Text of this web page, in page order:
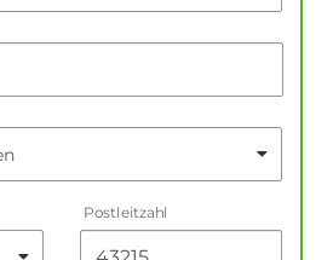
Postleitzahl